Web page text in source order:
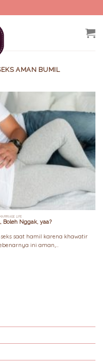
AMAN BUMIL
LIFE
Boleh Nggak, yaa?
saat hamil karena khawatir
ini aman,...